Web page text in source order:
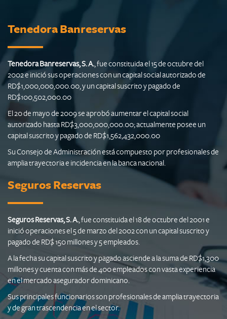
Tenedora Banreservas
Tenedora Banreservas, S. A., fue constituida el 15 de octubre del
2002 e inició sus operaciones con un capital social autorizado de
RD$1,000,000,000.00, y un capital suscrito y pagado de
RD$100,502,000.00
El 20 de mayo de 2009 se aprobó aumentar el capital social
autorizado hasta RD$3,000,000,000.00; actualmente posee un
capital suscrito y pagado de RD$1,562,432,000.00
Su Consejo de Administración está compuesto por profesionales de
amplia trayectoria e incidencia en la banca nacional.
Seguros Reservas
Seguros Reservas, S. A., fue constituida el 18 de octubre del 2001 e
inició operaciones el 5 de marzo del 2002 con un capital suscrito y
pagado de RD$ 150 millones y 5 empleados.
A la fecha su capital suscrito y pagado asciende a la suma de RD$1,300
millones y cuenta con más de 400 empleados con vasta experiencia
en el mercado asegurador dominicano.
Sus principales funcionarios son profesionales de amplia trayectoria
y de gran trascendencia en el sector.